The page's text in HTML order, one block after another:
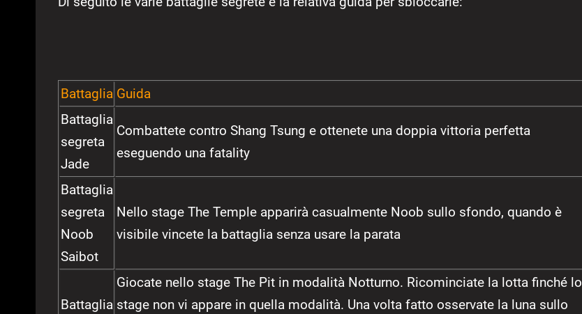
Battaglia Guida
Battaglia
segreta
Jade
Combattete contro Shang Tsung e ottenete una doppia vittoria perfetta
eseguendo una fatality
Battaglia
segreta
Noob
Saibot
Nello stage The Temple apparirà casualmente Noob sullo sfondo, quando è
visibile vincete la battaglia senza usare la parata
Battaglia
Giocate nello stage The Pit in modalità Notturno. Ricominciate la lotta finché lo
stage non vi appare in quella modalità. Una volta fatto osservate la luna sullo